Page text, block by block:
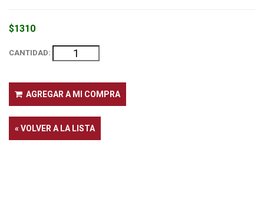
$1310
CANTIDAD:
AGREGAR A MI COMPRA
« VOLVER A LA LISTA